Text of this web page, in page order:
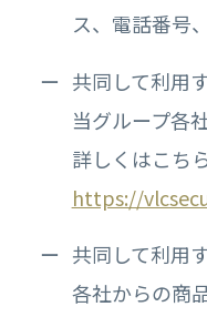
ス、電話番号
共同して利用
当グループ各
詳しくはこち
https://
共同して利用
各社からの商